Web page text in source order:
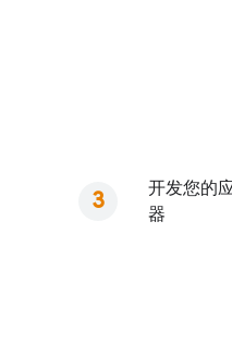
开发您的
器